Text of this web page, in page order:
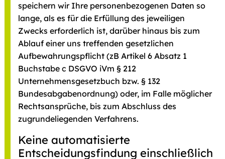
speichern wir Ihre personenbezogenen Daten so
lange, als es für die Erfüllung des jeweiligen
Zwecks erforderlich ist, darüber hinaus bis zum
Ablauf einer uns treffenden gesetzlichen
Aufbewahrungspflicht (zB Artikel 6 Absatz 1
Buchstabe c DSGVO iVm § 212
Unternehmensgesetzbuch bzw. § 132
Bundesabgabenordnung) oder, im Falle möglicher
Rechtsansprüche, bis zum Abschluss des
zugrundeliegenden Verfahrens.
Keine automatisierte
Entscheidungsfindung einschließlich